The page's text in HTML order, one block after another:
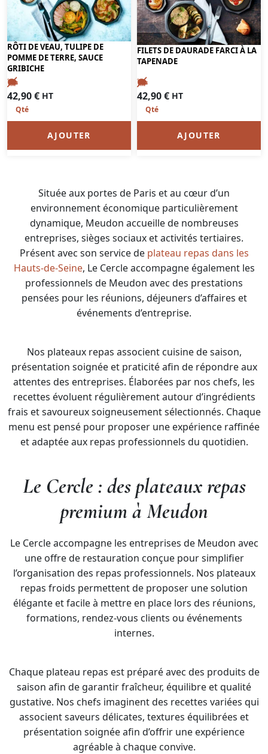
RÔTI DE VEAU, TULIPE DE
POMME DE TERRE, SAUCE
GRIBICHE
42,90€ HT
AJOUTER
FILETS DE DAURADE FARCI À LA
TAPENADE
42,90€ HT
AJOUTER
Située aux portes de Paris et au cœur d’un
environnement économique particulièrement
dynamique, Meudon accueille de nombreuses
entreprises, sièges sociaux et activités tertiaires.
Présent avec son service deplateau repas dans les
Hauts-de-Seine, Le Cercle accompagne également les
professionnels de Meudon avec des prestations
pensées pour les réunions, déjeuners d’affaires et
événements d’entreprise.
Nos plateaux repas associent cuisine de saison,
présentation soignée et praticité afin de répondre aux
attentes des entreprises. Élaborées par nos chefs, les
recettes évoluent régulièrement autour d’ingrédients
frais et savoureux soigneusement sélectionnés. Chaque
menu est pensé pour proposer une expérience raffinée
et adaptée aux repas professionnels du quotidien.
Le Cercle : des plateaux repas
premium à Meudon
Le Cercle accompagne les entreprises de Meudon avec
une offre de restauration conçue pour simplifier
l’organisation des repas professionnels. Nos plateaux
repas froids permettent de proposer une solution
élégante et facile à mettre en place lors des réunions,
formations, rendez-vous clients ou événements
internes.
Chaque plateau repas est préparé avec des produits de
saison afin de garantir fraîcheur, équilibre et qualité
gustative. Nos chefs imaginent des recettes variées qui
associent saveurs délicates, textures équilibrées et
présentation soignée afin d’offrir une expérience
agréable à chaque convive.